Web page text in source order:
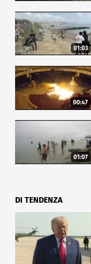
01:03
00:47
01:07
DI TENDENZA